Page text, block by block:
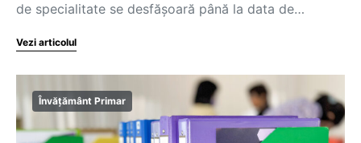
de specialitate se desfășoară până la data de…
Vezi articolul
Învățământ Primar